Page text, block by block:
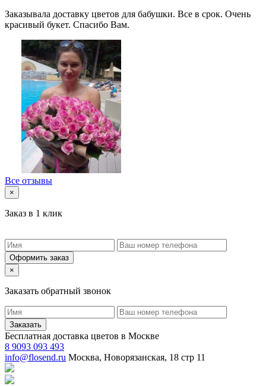
Заказывала доставку цветов для бабушки. Все в срок. Очень
красивый букет. Спасибо Вам.
Все отзывы
×
Заказ в 1 клик
Оформить заказ
×
Заказать обратный звонок
Заказать
Бесплатная доставка цветов в Москве
8 9093 093 493
info@flosend.ru Москва, Новорязанская, 18 стр 11